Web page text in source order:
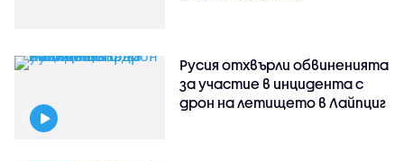
Русия отхвърли обвиненията
за участие в инцидента с
дрон на летището в Лайпциг